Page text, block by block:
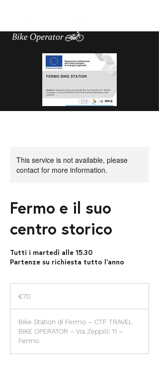
This service is not available, please
contact for more information.
Fermo e il suo
centro storico
Tutti i martedì alle 15.30
Partenze su richiesta tutto l'anno
€70
Bike Station di Fermo – CTF TRAVEL
BIKE OPERATOR – Via Zeppilli 11 –
Fermo